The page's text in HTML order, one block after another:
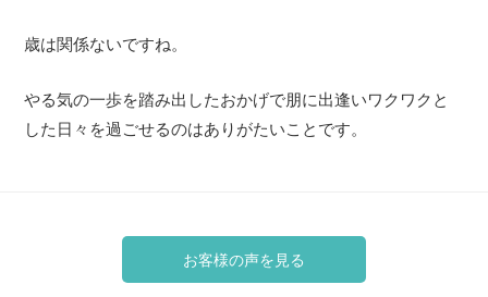
歳は関係ないですね。
やる気の一歩を踏み出したおかげで朋に出逢いワクワクと
した日々を過ごせるのはありがたいことです。
お客様の声を見る